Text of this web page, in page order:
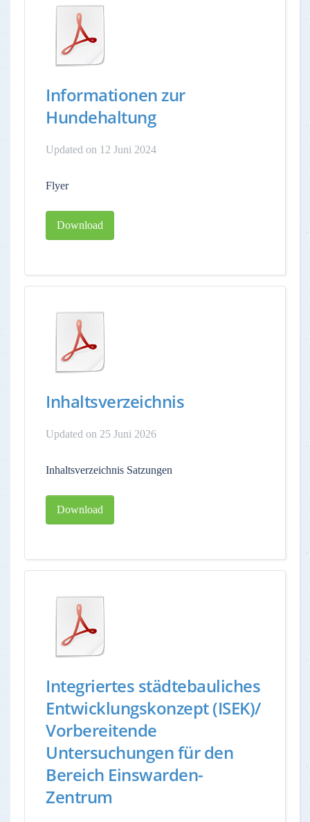
Informationen zur
Hundehaltung
Updated on 12 Juni 2024
Flyer
Download
Inhaltsverzeichnis
Updated on 25 Juni 2026
Inhaltsverzeichnis Satzungen
Download
Integriertes städtebauliches
Entwicklungskonzept (ISEK)/
Vorbereitende
Untersuchungen für den
Bereich Einswarden-
Zentrum